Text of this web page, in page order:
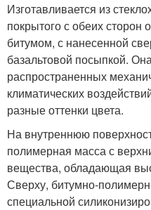
Изготавливается из
покрытого с обеих
битумом, с нанесенной
базальтовой посыпкой.
распространенных
климатических
разные оттенки цвета.
На внутреннюю
полимерная масса с
вещества, обладающая
Сверху, битумно-
специальной